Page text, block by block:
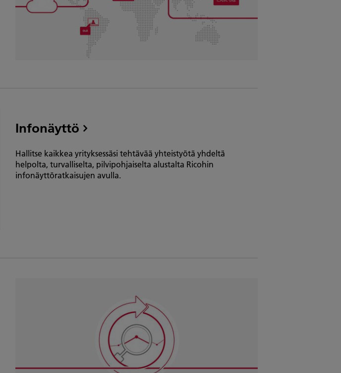
Infonäyttö
Hallitse kaikkea yrityksessäsi tehtävää yhteistyötä yhdeltä
helpolta, turvalliselta, pilvipohjaiselta alustalta Ricohin
infonäyttöratkaisujen avulla.